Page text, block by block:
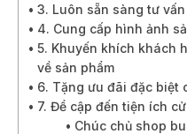
3. Luôn sẵn sàng tư
4. Cung cấp hình ảnh
5. Khuyến khích khách
về sản phẩm
6. Tặng ưu đãi đặc biệt
7. Đề cập đến tiện ích
Chúc chủ shop